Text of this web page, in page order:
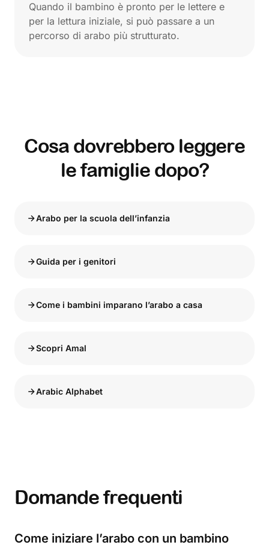
Quando il bambino è pronto per le lettere e
per la lettura iniziale, si può passare a un
percorso di arabo più strutturato.
Cosa dovrebbero leggere
le famiglie dopo?
Arabo per la scuola dell’infanzia
Guida per i genitori
Come i bambini imparano l’arabo a casa
Scopri Amal
Arabic Alphabet
Domande frequenti
Come iniziare l’arabo con un bambino